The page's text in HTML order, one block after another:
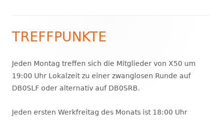
Haupt-
Seitenleiste
TREFFPUNKTE
Jeden Montag treffen sich die Mitglieder von X50 um
19:00 Uhr Lokalzeit zu einer zwanglosen Runde auf
DB0SLF oder alternativ auf DB0SRB.
Jeden ersten Werkfreitag des Monats ist 18:00 Uhr